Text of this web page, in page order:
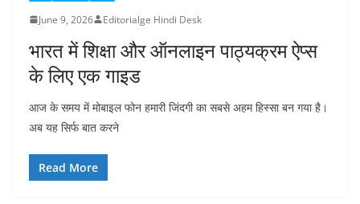
June 9, 2026 Editorialge Hindi Desk
भारत में शिक्षा और ऑनलाइन पाठ्यक्रम ऐप्स
के लिए एक गाइड
आज के समय में मोबाइल फोन हमारी जिंदगी का सबसे अहम हिस्सा बन गया है।
अब यह सिर्फ बात करने
Read More